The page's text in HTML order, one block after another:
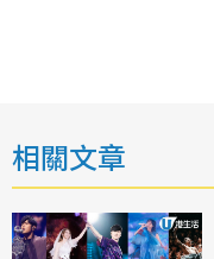
相關文章